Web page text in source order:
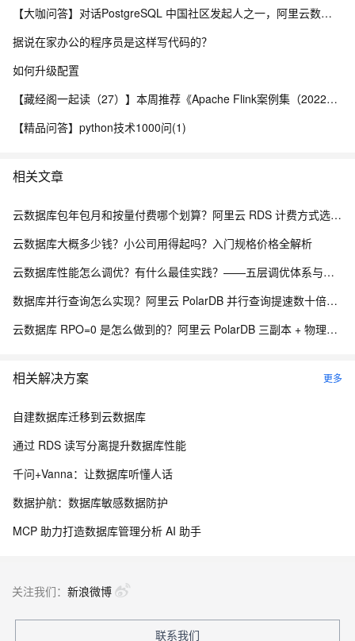
【大咖问答】对话PostgreSQL 中国社区发起人之一，阿里云数据库高级专家 德哥
据说在家办公的程序员是这样写代码的？
如何升级配置
【藏经阁一起读（27）】本周推荐《Apache Flink案例集（2022版）》，你有哪些心得？
【精品问答】python技术1000问(1)
相关文章
云数据库包年包月和按量付费哪个划算？阿里云 RDS 计费方式选型全解析
云数据库大概多少钱？小公司用得起吗？入门规格价格全解析
云数据库性能怎么调优？有什么最佳实践？——五层调优体系与阿里云 RDS 实战
数据库并行查询怎么实现？阿里云 PolarDB 并行查询提速数十倍解析
云数据库 RPO=0 是怎么做到的？阿里云 PolarDB 三副本 + 物理复制解析
相关解决方案 更多
自建数据库迁移到云数据库
通过 RDS 读写分离提升数据库性能
千问+Vanna：让数据库听懂人话
数据护航：数据库敏感数据防护
MCP 助力打造数据库管理分析 AI 助手
关注我们： 新浪微博
联系我们